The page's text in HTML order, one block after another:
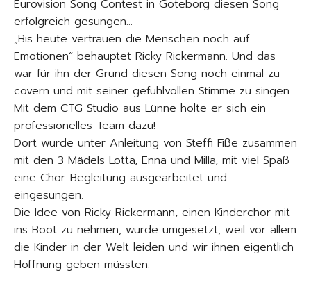
Eurovision Song Contest in Göteborg diesen Song
erfolgreich gesungen…
„Bis heute vertrauen die Menschen noch auf
Emotionen“ behauptet Ricky Rickermann. Und das
war für ihn der Grund diesen Song noch einmal zu
covern und mit seiner gefühlvollen Stimme zu singen.
Mit dem CTG Studio aus Lünne holte er sich ein
professionelles Team dazu!
Dort wurde unter Anleitung von Steffi Fiße zusammen
mit den 3 Mädels Lotta, Enna und Milla, mit viel Spaß
eine Chor-Begleitung ausgearbeitet und
eingesungen.
Die Idee von Ricky Rickermann, einen Kinderchor mit
ins Boot zu nehmen, wurde umgesetzt, weil vor allem
die Kinder in der Welt leiden und wir ihnen eigentlich
Hoffnung geben müssten.